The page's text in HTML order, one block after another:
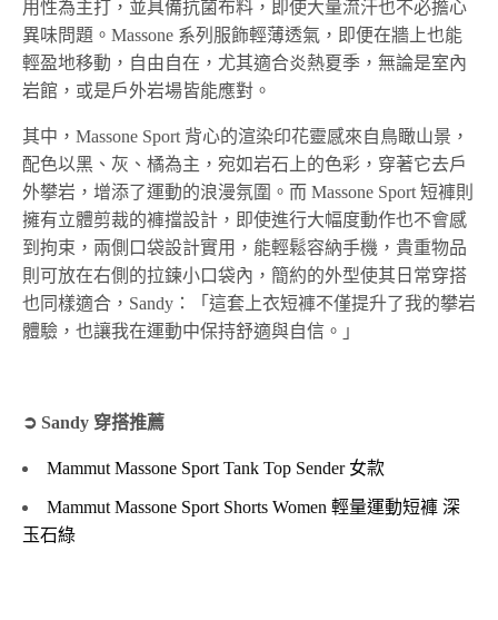
用性為主打，並具備抗菌布料，即使大量流汗也不必擔心
異味問題。Massone 系列服飾輕薄透氣，即便在牆上也能
輕盈地移動，自由自在，尤其適合炎熱夏季，無論是室內
岩館，或是戶外岩場皆能應對。
其中，Massone Sport 背心的渲染印花靈感來自鳥瞰山景，
配色以黑、灰、橘為主，宛如岩石上的色彩，穿著它去戶
外攀岩，增添了運動的浪漫氛圍。而 Massone Sport 短褲則
擁有立體剪裁的褲擋設計，即使進行大幅度動作也不會感
到拘束，兩側口袋設計實用，能輕鬆容納手機，貴重物品
則可放在右側的拉鍊小口袋內，簡約的外型使其日常穿搭
也同樣適合，Sandy：「這套上衣短褲不僅提升了我的攀岩
體驗，也讓我在運動中保持舒適與自信。」
➲ Sandy 穿搭推薦
Mammut Massone Sport Tank Top Sender 女款
Mammut Massone Sport Shorts Women 輕量運動短褲 深
玉石綠